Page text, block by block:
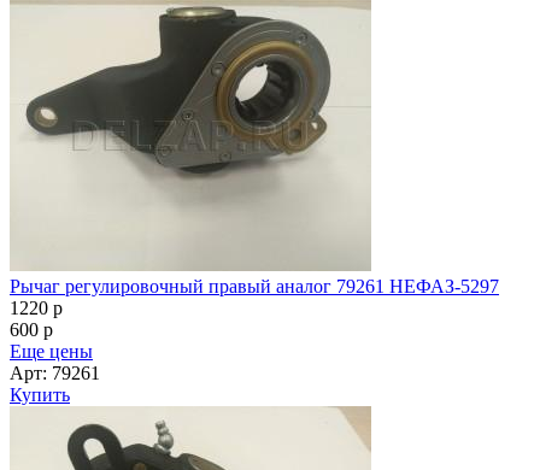
Рычаг регулировочный правый аналог 79261 НЕФАЗ-5297
1220 p
600 p
Еще цены
Арт: 79261
Купить